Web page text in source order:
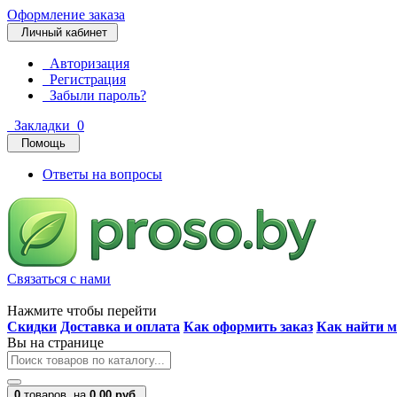
Оформление заказа
Личный кабинет
Авторизация
Регистрация
Забыли пароль?
Закладки 0
Помощь
Ответы на вопросы
Связаться с нами
Нажмите чтобы перейти
Скидки Доставка и оплата Как оформить заказ Как найти
Вы на странице